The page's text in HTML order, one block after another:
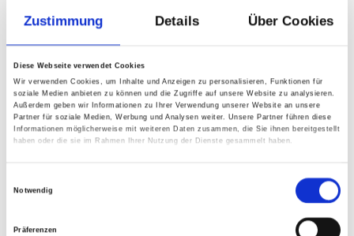
Zustimmung Details Über Cookies
Diese Webseite verwendet Cookies
Wir verwenden Cookies, um Inhalte und Anzeigen zu personalisieren, Funktionen für
soziale Medien anbieten zu können und die Zugriffe auf unsere Website zu analysieren.
Außerdem geben wir Informationen zu Ihrer Verwendung unserer Website an unsere
Partner für soziale Medien, Werbung und Analysen weiter. Unsere Partner führen diese
Informationen möglicherweise mit weiteren Daten zusammen, die Sie ihnen bereitgestellt
haben oder die sie im Rahmen Ihrer Nutzung der Dienste gesammelt haben.
Notwendig
Präferenzen